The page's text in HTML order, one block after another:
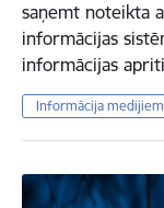
saņemt noteikta
informācijas
informācijas
Informācija medijiem